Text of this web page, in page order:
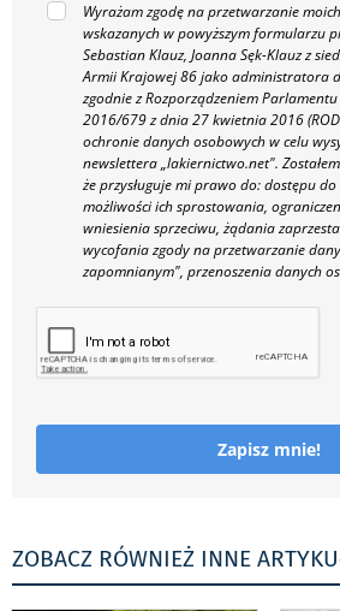
Wyrażam zgodę na przetwarzanie
wskazanych w powyższym formularzu
Sebastian Klauz, Joanna Sęk-Klauz z
Armii Krajowej 86 jako administratora
zgodnie z Rozporządzeniem
2016/679 z dnia 27 kwietnia 2016
ochronie danych osobowych w celu
newslettera „lakiernictwo.net".
że przysługuje mi prawo do: dostępu
możliwości ich sprostowania,
wniesienia sprzeciwu, żądania
wycofania zgody na przetwarzanie
zapomnianym", przenoszenia danych
Zapisz mnie!
ZOBACZ RÓWNIEŻ INNE